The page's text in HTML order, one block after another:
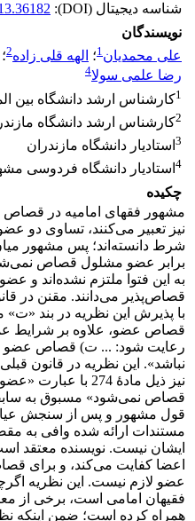
شناسه دیجیتال (DOI):
نویسندگان
علی محمدیان1؛ الهه قلی زاده2؛
رضا علمی سولا4
1کارشناس ارشد دانشگاه بین
2کارشناس ارشد دانشگاه
3 استادیار دانشگاه مازندران
4 استادیار دانشگاه فردوسی
چکیده
مشهور فقهای امامیه در
نیز تعبیر می‌کنند، تساوی دو
شرط دانسته‌اند؛ پس مشهور‌
برابر عضو مشلول قصاص
به این فتوا ملتزم نشده‌اند و
قصاص عضو، علاوه بر شرایط
رعایت شود: ... ت) قصاص عضو
نیز ذیل مادۀ 274 با
قصاص نمی‌شود» مسبوق به سابقه
قول مشهور و پس از سنجش عیار
مستندات ارائه شده وافی به
ایشان نیست. نویسنده معتقد
اعضا کفایت می‌کند، و برای
عضو لازم نیست. این نظریه
فقیهان امامی است، برخی از
همراه کرده است؛ ضمن اینکه